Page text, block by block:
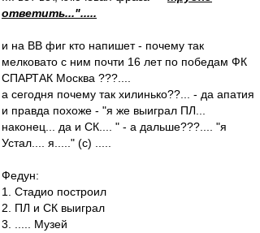
ответить...".....
и на ВВ фиг кто напишет - почему так
мелковато с ним почти 16 лет по победам ФК
СПАРТАК Москва ???....
а сегодня почему так хилинько??... - да апатия
и правда похоже - "я же выиграл ПЛ...
наконец... да и СК.... " - а дальше???.... "я
Устал.... я....." (c) .....
Федун:
1. Стадио построил
2. ПЛ и СК выиграл
3. ..... Музей